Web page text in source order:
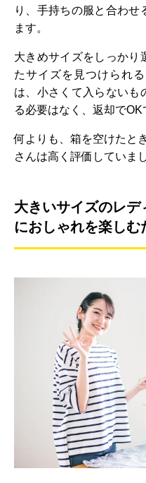
り、手持ちの服と合わせ
ます。
大きめサイズをしっかり
たサイズを見つけられ
は、小さくて入らないも
る必要はなく、返却でOK
何よりも、箱を空けたと
さんは高く評価していま
大きいサイズのレ
におしゃれを楽し